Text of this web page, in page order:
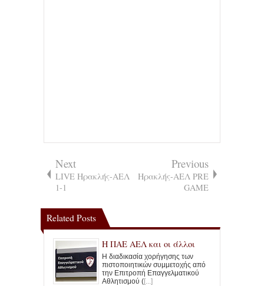
Next
LIVE Ηρακλής-ΑΕΛ
1-1
Previous
Ηρακλής-ΑΕΛ PRE
GAME
Related Posts
Η ΠΑΕ ΑΕΛ και οι άλλοι
Η διαδικασία χορήγησης των
πιστοποιητικών συμμετοχής από
την Επιτροπή Επαγγελματικού
Αθλητισμού ([...]